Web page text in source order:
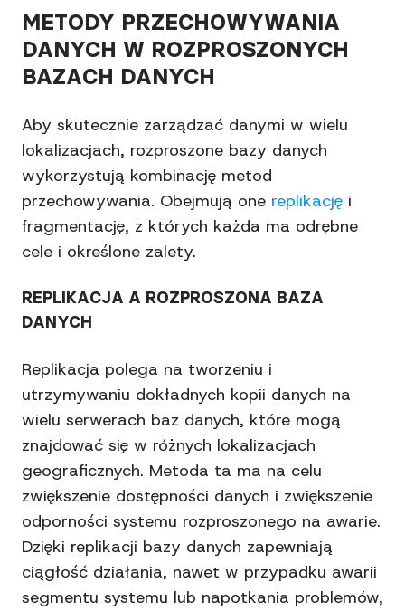
METODY PRZECHOWYWANIA
DANYCH W ROZPROSZONYCH
BAZACH DANYCH
Aby skutecznie zarządzać danymi w wielu
lokalizacjach, rozproszone bazy danych
wykorzystują kombinację metod
przechowywania. Obejmują one replikację i
fragmentację, z których każda ma odrębne
cele i określone zalety.
REPLIKACJA A ROZPROSZONA BAZA
DANYCH
Replikacja polega na tworzeniu i
utrzymywaniu dokładnych kopii danych na
wielu serwerach baz danych, które mogą
znajdować się w różnych lokalizacjach
geograficznych. Metoda ta ma na celu
zwiększenie dostępności danych i zwiększenie
odporności systemu rozproszonego na awarie.
Dzięki replikacji bazy danych zapewniają
ciągłość działania, nawet w przypadku awarii
segmentu systemu lub napotkania problemów,